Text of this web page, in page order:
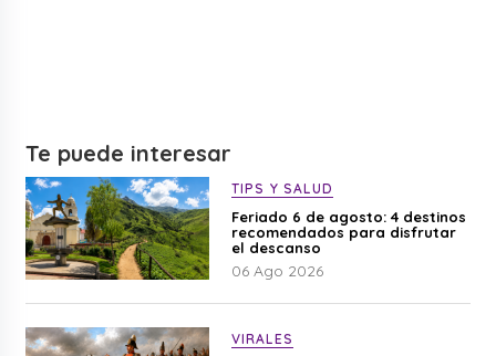
Te puede interesar
TIPS Y SALUD
Feriado 6 de agosto: 4 destinos
recomendados para disfrutar
el descanso
06 Ago 2026
VIRALES